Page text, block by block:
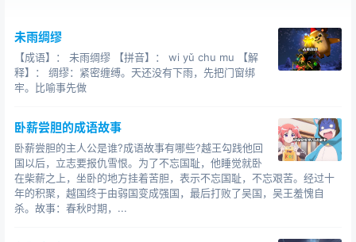
未雨绸缪
【成语】： 未雨绸缪 【拼音】： wi yǔ chu mu 【解
释】： 绸缪：紧密缠缚。天还没有下雨，先把门窗绑
牢。比喻事先做
卧薪尝胆的成语故事
卧薪尝胆的主人公是谁?成语故事有哪些?越王勾践他回
国以后，立志要报仇雪恨。为了不忘国耻，他睡觉就卧
在柴薪之上，坐卧的地方挂着苦胆，表示不忘国耻，不忘艰苦。经过十
年的积聚，越国终于由弱国变成强国，最后打败了吴国，吴王羞愧自
杀。故事：春秋时期，...